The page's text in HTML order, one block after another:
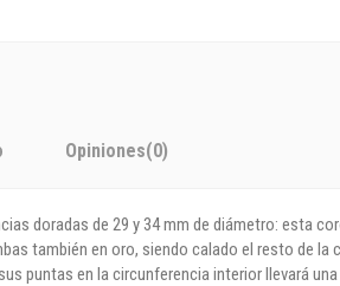
Opiniones(0)
doradas de 29 y 34 mm de diámetro: esta
también en oro, siendo calado el resto de
puntas en la circunferencia interior llevará